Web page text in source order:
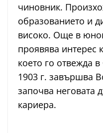
чиновник.
образованието и
високо. Още в
проявява интерес
което го отвежда
1903 г. завършва
започва неговата
кариера.